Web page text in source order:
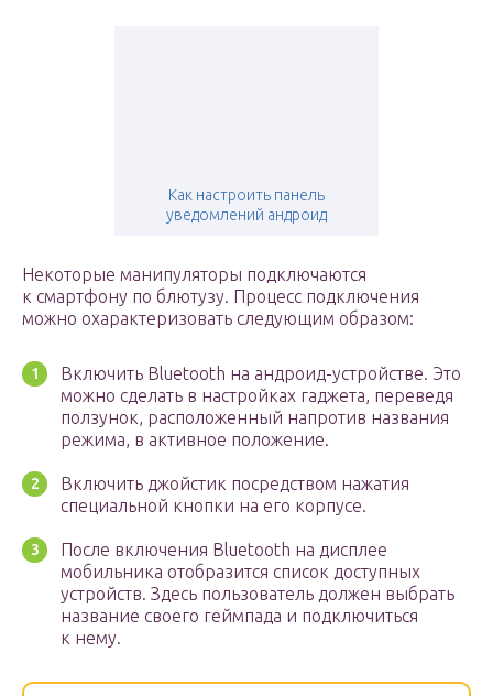
Как настроить панель
уведомлений андроид
Некоторые манипуляторы подключаются
к смартфону по блютузу. Процесс подключения
можно охарактеризовать следующим образом:
Включить Bluetooth на андроид-устройстве. Это
можно сделать в настройках гаджета, переведя
ползунок, расположенный напротив названия
режима, в активное положение.
Включить джойстик посредством нажатия
специальной кнопки на его корпусе.
После включения Bluetooth на дисплее
мобильника отобразится список доступных
устройств. Здесь пользователь должен выбрать
название своего геймпада и подключиться
к нему.